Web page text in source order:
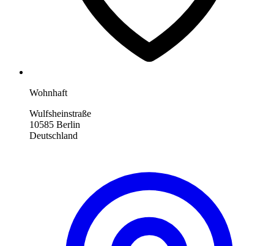
Wohnhaft
Wulfsheinstraße
10585 Berlin
Deutschland